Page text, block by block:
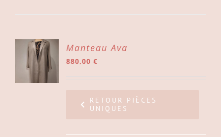
Manteau Ava
880,00€
RETOUR PIÈCES
UNIQUES